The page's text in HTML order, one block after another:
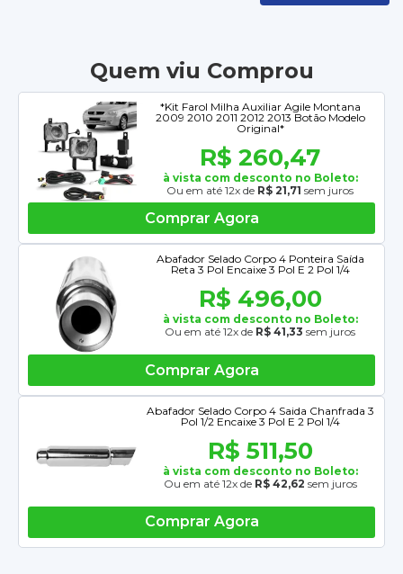
Quem viu Comprou
*Kit Farol Milha Auxiliar Agile Montana
2009 2010 2011 2012 2013 Botão Modelo
Original*
R$ 260,47
à vista com desconto no Boleto:
Ou em até 12x de R$ 21,71 sem juros
Comprar Agora
Abafador Selado Corpo 4 Ponteira Saída
Reta 3 Pol Encaixe 3 Pol E 2 Pol 1/4
R$ 496,00
à vista com desconto no Boleto:
Ou em até 12x de R$ 41,33 sem juros
Comprar Agora
Abafador Selado Corpo 4 Saida Chanfrada 3
Pol 1/2 Encaixe 3 Pol E 2 Pol 1/4
R$ 511,50
à vista com desconto no Boleto:
Ou em até 12x de R$ 42,62 sem juros
Comprar Agora